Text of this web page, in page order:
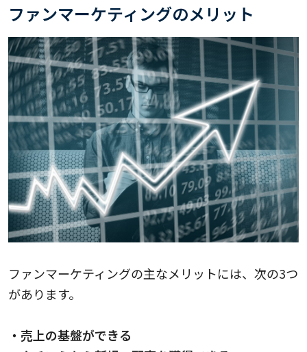
ファンマーケティングのメリット
ファンマーケティングの主なメリットには、次の3つ
があります。
・売上の基盤ができる